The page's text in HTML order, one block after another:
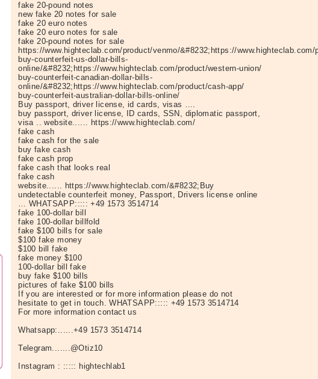
fake 20-pound notes
new fake 20 notes for sale
fake 20 euro notes
fake 20 euro notes for sale
fake 20-pound notes for sale
https://www.highteclab.com/product/venmo/&#8232;https://www.highteclab.com/
buy-counterfeit-us-dollar-bills-
online/&#8232;https://www.highteclab.com/product/western-union/
buy-counterfeit-canadian-dollar-bills-
online/&#8232;https://www.highteclab.com/product/cash-app/
buy-counterfeit-australian-dollar-bills-online/
Buy passport, driver license, id cards, visas ….
buy passport, driver license, ID cards, SSN, diplomatic passport,
visa .. website...... https://www.highteclab.com/
fake cash
fake cash for the sale
buy fake cash
fake cash prop
fake cash that looks real
fake cash
website...... https://www.highteclab.com/&#8232;Buy
undetectable counterfeit money, Passport, Drivers license online
… WHATSAPP::::: +49 1573 3514714
fake 100-dollar bill
fake 100-dollar billfold
fake $100 bills for sale
$100 fake money
$100 bill fake
fake money $100
100-dollar bill fake
buy fake $100 bills
pictures of fake $100 bills
If you are interested or for more information please do not
hesitate to get in touch. WHATSAPP::::: +49 1573 3514714
For more information contact us
Whatsapp:......+49 1573 3514714
Telegram.......@Otiz10
Instagram : ::::: hightechlab1